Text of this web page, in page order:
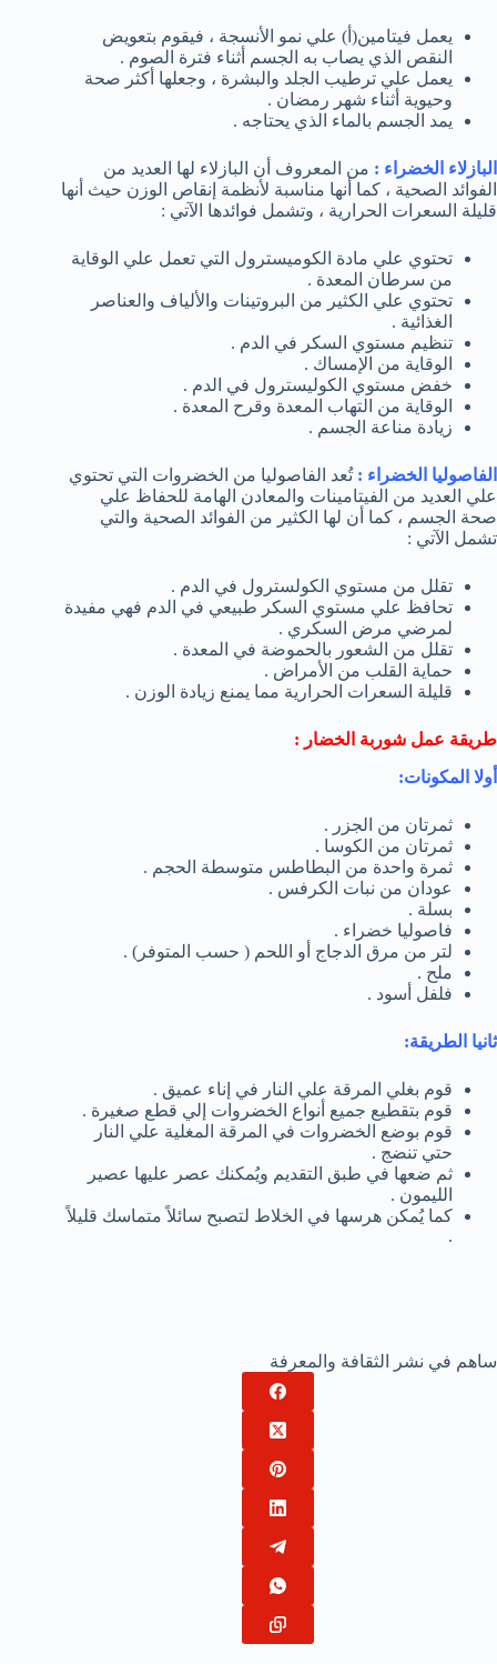
يعمل فيتامين(أ) علي نمو الأنسجة ، فيقوم بتعويض
النقص الذي يصاب به الجسم أثناء فترة الصوم .
يعمل علي ترطيب الجلد والبشرة ، وجعلها أكثر صحة
وحيوية أثناء شهر رمضان .
يمد الجسم بالماء الذي يحتاجه .
البازلاء الخضراء : من المعروف أن البازلاء لها العديد من
الفوائد الصحية ، كما أنها مناسبة لأنظمة إنقاص الوزن حيث أنها
قليلة السعرات الحرارية ، وتشمل فوائدها الآتي :
تحتوي علي مادة الكوميسترول التي تعمل علي الوقاية
من سرطان المعدة .
تحتوي علي الكثير من البروتينات والألياف والعناصر
الغذائية .
تنظيم مستوي السكر في الدم .
الوقاية من الإمساك .
خفض مستوي الكوليسترول في الدم .
الوقاية من التهاب المعدة وقرح المعدة .
زيادة مناعة الجسم .
الفاصوليا الخضراء : تُعد الفاصوليا من الخضروات التي تحتوي
علي العديد من الفيتامينات والمعادن الهامة للحفاظ علي
صحة الجسم ، كما أن لها الكثير من الفوائد الصحية والتي
تشمل الآتي :
تقلل من مستوي الكولسترول في الدم .
تحافظ علي مستوي السكر طبيعي في الدم فهي مفيدة
لمرضي مرض السكري .
تقلل من الشعور بالحموضة في المعدة .
حماية القلب من الأمراض .
قليلة السعرات الحرارية مما يمنع زيادة الوزن .
طريقة عمل شوربة الخضار :
أولا المكونات:
ثمرتان من الجزر .
ثمرتان من الكوسا .
ثمرة واحدة من البطاطس متوسطة الحجم .
عودان من نبات الكرفس .
بسلة .
فاصوليا خضراء .
لتر من مرق الدجاج أو اللحم ( حسب المتوفر) .
ملح .
فلفل أسود .
ثانيا الطريقة:
قوم بغلي المرقة علي النار في إناء عميق .
قوم بتقطيع جميع أنواع الخضروات إلي قطع صغيرة .
قوم بوضع الخضروات في المرقة المغلية علي النار
حتي تنضج .
ثم ضعها في طبق التقديم ويُمكنك عصر عليها عصير
الليمون .
كما يُمكن هرسها في الخلاط لتصبح سائلاً متماسك قليلاً
.
ساهم في نشر الثقافة والمعرفة